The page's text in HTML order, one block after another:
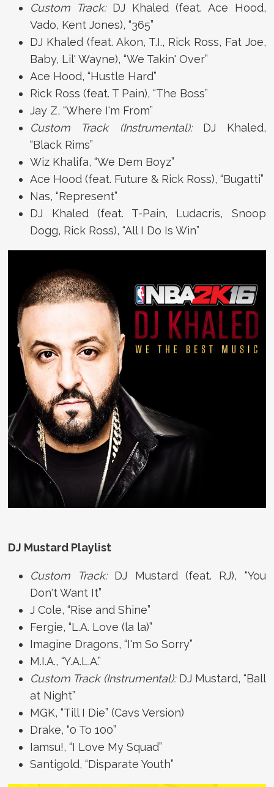
Custom Track: DJ Khaled (feat. Ace Hood,
Vado, Kent Jones), “365”
DJ Khaled (feat. Akon, T.I., Rick Ross, Fat Joe,
Baby, Lil' Wayne), “We Takin' Over”
Ace Hood, “Hustle Hard”
Rick Ross (feat. T Pain), “The Boss”
Jay Z, “Where I'm From”
Custom Track (Instrumental): DJ Khaled,
“Black Rims”
Wiz Khalifa, “We Dem Boyz”
Ace Hood (feat. Future & Rick Ross), “Bugatti”
Nas, “Represent”
DJ Khaled (feat. T-Pain, Ludacris, Snoop
Dogg, Rick Ross), “All I Do Is Win”
DJ Mustard Playlist
Custom Track: DJ Mustard (feat. RJ), “You
Don't Want It”
J Cole, “Rise and Shine”
Fergie, “L.A. Love (la la)”
Imagine Dragons, “I'm So Sorry”
M.I.A., “Y.A.L.A.”
Custom Track (Instrumental): DJ Mustard, “Ball
at Night”
MGK, “Till I Die” (Cavs Version)
Drake, “0 To 100”
Iamsu!, “I Love My Squad”
Santigold, “Disparate Youth”